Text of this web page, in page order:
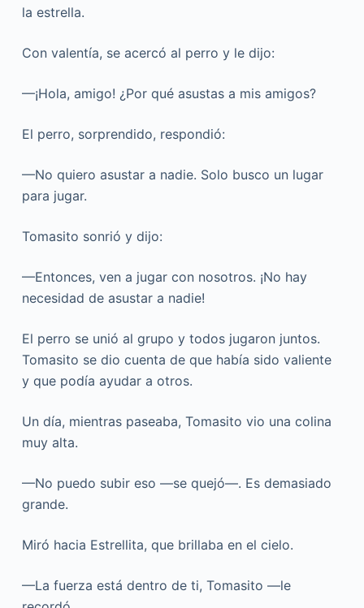
la estrella.
Con valentía, se acercó al perro y le dijo:
—¡Hola, amigo! ¿Por qué asustas a mis amigos?
El perro, sorprendido, respondió:
—No quiero asustar a nadie. Solo busco un lugar
para jugar.
Tomasito sonrió y dijo:
—Entonces, ven a jugar con nosotros. ¡No hay
necesidad de asustar a nadie!
El perro se unió al grupo y todos jugaron juntos.
Tomasito se dio cuenta de que había sido valiente
y que podía ayudar a otros.
Un día, mientras paseaba, Tomasito vio una colina
muy alta.
—No puedo subir eso —se quejó—. Es demasiado
grande.
Miró hacia Estrellita, que brillaba en el cielo.
—La fuerza está dentro de ti, Tomasito —le